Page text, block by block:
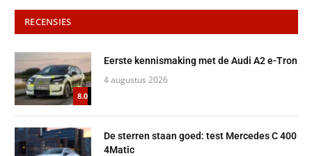
RECENSIES
8.0
Eerste kennismaking met de Audi A2 e-Tron
4 augustus 2026
De sterren staan goed: test Mercedes C 400
4Matic